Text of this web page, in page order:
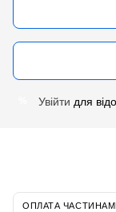
Увійти для
ОПЛАТА